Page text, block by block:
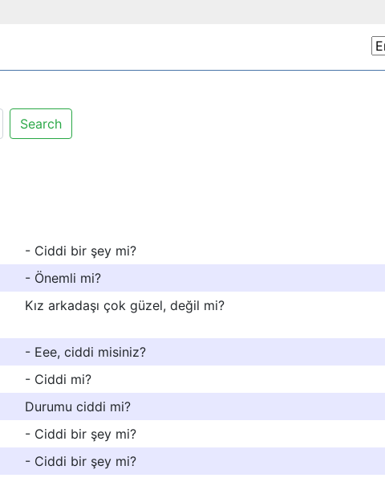
Search
- Ciddi bir şey mi?
- Önemli mi?
Kız arkadaşı çok güzel, değil mi?
- Eee, ciddi misiniz?
- Ciddi mi?
Durumu ciddi mi?
- Ciddi bir şey mi?
- Ciddi bir şey mi?